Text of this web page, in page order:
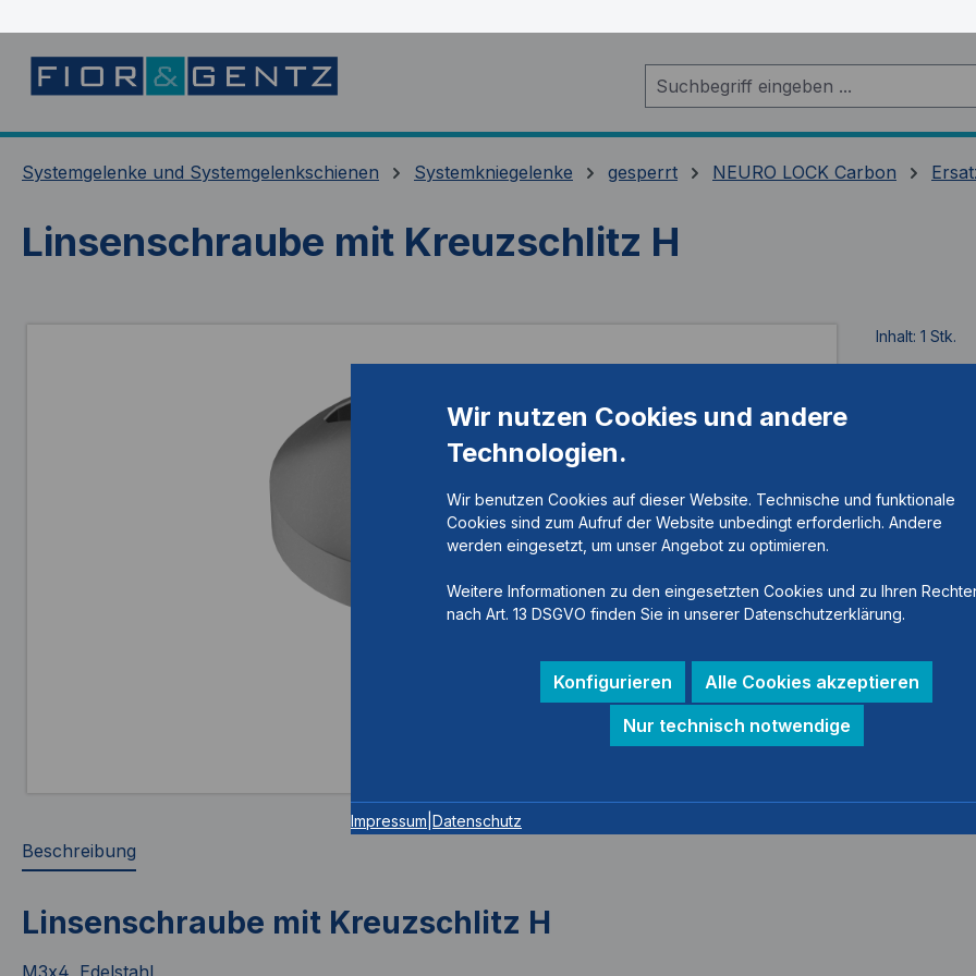
Systemgelenke und Systemgelenkschienen Systemkniegelenke gesperrt NEURO LOCK Carbon
Linsenschraube mit Kreuzschlitz H
Inhalt: 1 Stk.
Beschreibung
Linsenschraube mit Kreuzschlitz H
M3x4, Edelstahl
Wir nutzen Cookies und andere
Technologien.
Wir benutzen Cookies auf dieser Website. Technische und funktionale
Cookies sind zum Aufruf der Website unbedingt erforderlich. Andere
werden eingesetzt, um unser Angebot zu optimieren.
Weitere Informationen zu den eingesetzten Cookies und zu Ihren
nach Art. 13 DSGVO finden Sie in unserer Datenschutzerklärung.
Konfigurieren
Alle Cookies akzeptieren
Nur technisch notwendige
Impressum Datenschutz